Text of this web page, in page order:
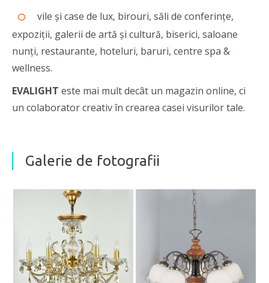
vile și case de lux, birouri, săli de conferințe,
expoziții, galerii de artă și cultură, biserici, saloane
nunți, restaurante, hoteluri, baruri, centre spa &
wellness.
EVALIGHT este mai mult decât un magazin online, ci
un colaborator creativ în crearea casei visurilor tale.
Galerie de fotografii